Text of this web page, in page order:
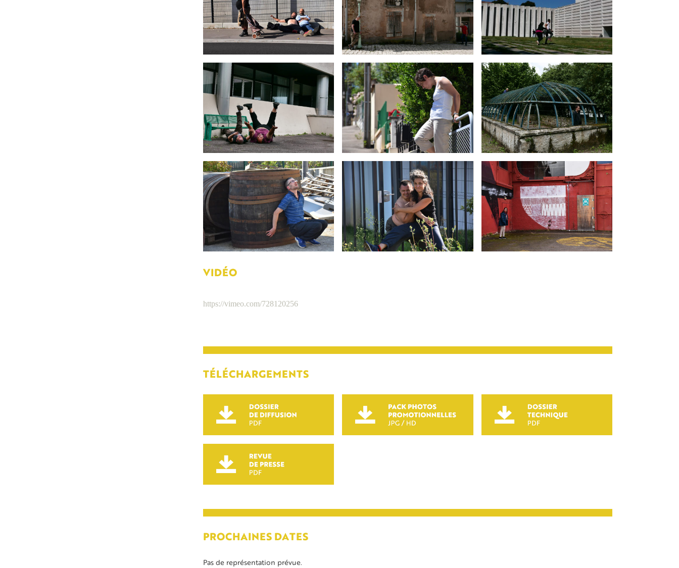
VIDÉO
https://vimeo.com/728120256
TÉLÉCHARGEMENTS
PROCHAINES DATES
Pas de représentation prévue.